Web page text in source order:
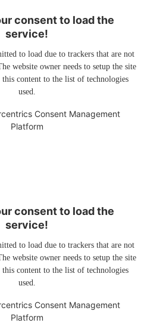
consent to load the
service!
to load due to trackers that are not
website owner needs to setup the site
content to the list of technologies
used.
Consent Management
Platform
consent to load the
service!
to load due to trackers that are not
website owner needs to setup the site
content to the list of technologies
used.
Consent Management
Platform